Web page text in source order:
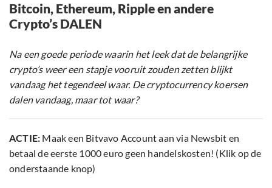
Bitcoin, Ethereum, Ripple en andere
Crypto’s DALEN
Na een goede periode waarin het leek dat de belangrijke
crypto’s weer een stapje vooruit zouden zetten blijkt
vandaag het tegendeel waar. De cryptocurrency koersen
dalen vandaag, maar tot waar?
ACTIE: Maak een Bitvavo Account aan via Newsbit en
betaal de eerste 1000 euro geen handelskosten! (Klik op de
onderstaande knop)